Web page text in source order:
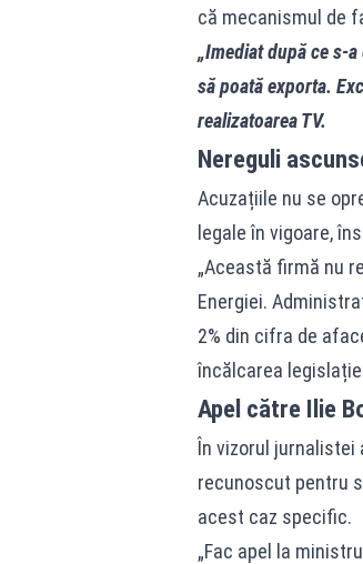
că mecanismul de
„Imediat după ce s-
să poată exporta.
realizatoarea TV.
Nereguli
Acuzațiile nu se
legale în vigoare,
„Această firmă nu
Energiei.
2% din cifra de
încălcarea
Apel către Ilie
În vizorul jurnalistei
recunoscut pentru
acest caz specific.
„Fac apel la